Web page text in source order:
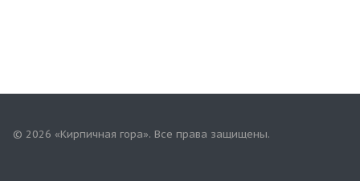
© 2026 «Кирпичная гора». Все права защищены.